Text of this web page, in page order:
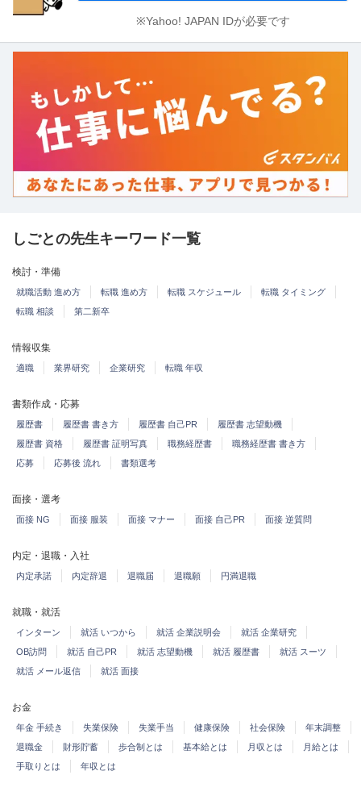
※Yahoo! JAPAN IDが必要です
しごとの先生キーワード一覧
検討・準備
就職活動 進め方 転職 進め方 転職 スケジュール
転職 タイミング
転職 相談
第二新卒
情報収集
適職 業界研究 企業研究 転職 年収
書類作成・応募
履歴書 履歴書 書き方 履歴書 自己PR
履歴書 志望動機
履歴書 資格
履歴書 証明写真 職務経歴書
職務経歴書 書き方
応募
応募後 流れ 書類選考
面接・選考
面接 NG 面接 服装 面接 マナー 面接 自己PR 面接 逆質問
内定・退職・入社
内定承諾 内定辞退 退職届 退職願 円満退職
就職・就活
インターン 就活 いつから 就活 企業説明会
就活 企業研究
OB訪問
就活 自己PR 就活 志望動機 就活 履歴書
就活 スーツ
就活 メール返信
就活 面接
お金
年金 手続き 失業保険 失業手当 健康保険 社会保険
年末調整
退職金
財形貯蓄 歩合制とは 基本給とは 月収とは
月給とは
手取りとは
年収とは